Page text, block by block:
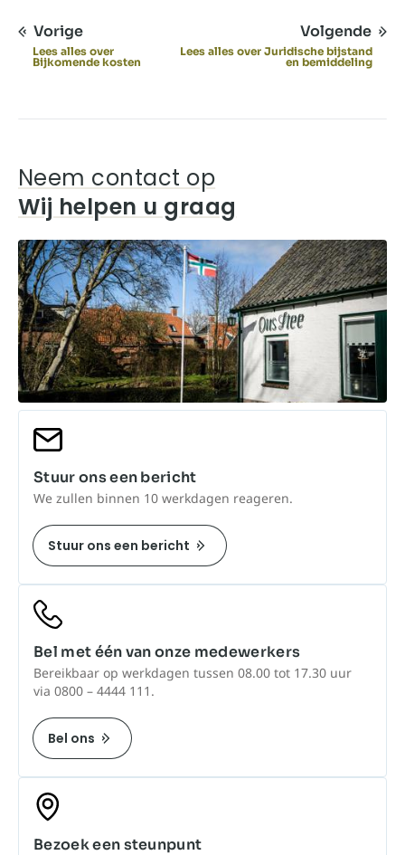
Vorige
Lees alles over
Bijkomende kosten
Volgende
Lees alles over Juridische bijstand
en bemiddeling
Neem contact op
Wij helpen u graag
Stuur ons een bericht
We zullen binnen 10 werkdagen reageren.
Stuur ons een bericht
Bel met één van onze medewerkers
Bereikbaar op werkdagen tussen 08.00 tot 17.30 uur
via 0800 – 4444 111.
Bel ons
Bezoek een steunpunt